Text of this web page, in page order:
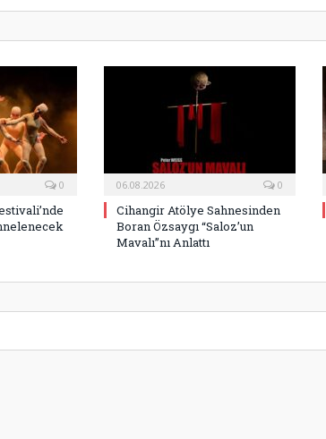
0 06.08.2026 0
Cihangir Atölye Sahnesinden
Boran Özsaygı “Saloz’un
Mavalı”nı Anlattı